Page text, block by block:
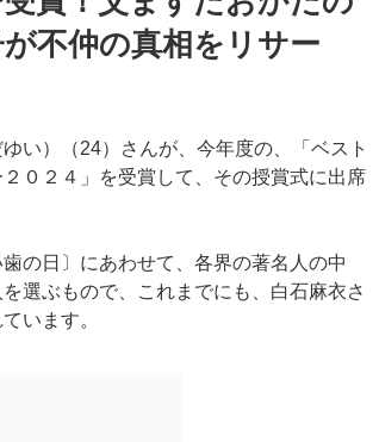
不仲の真相をリサー
い）（24）さんが、今年度の、「ベスト
０２４」を受賞して、その授賞式に出席
の日〕にあわせて、各界の著名人の中
選ぶもので、これまでにも、白石麻衣さ
います。